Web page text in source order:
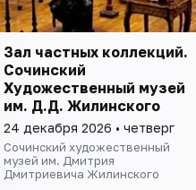
Зал частных коллекций.
Сочинский
Художественный музей
им. Д.Д. Жилинского
24 декабря 2026 • четверг
Сочинский художественный
музей им. Дмитрия
Дмитриевича Жилинского